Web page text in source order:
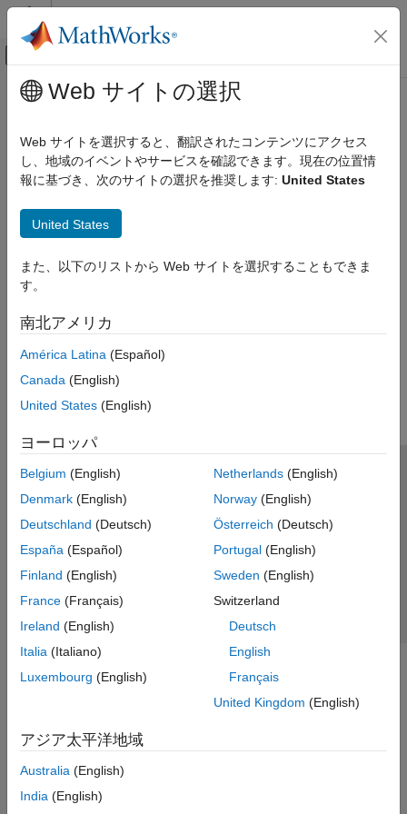
コンテンツへスキップ
オフキャンバス ナビゲーション メ
ドキュメンテーションのホーム
メインコンテンツ
Web サイトの選択
Web サイトを選択すると、翻訳されたコンテンツにアクセス
し、地域のイベントやサービスを確認できます。現在の位置情
報に基づき、次のサイトの選択を推奨します: United States
United States
また、以下のリストから Web サイトを選択することもできま
す。
南北アメリカ
América Latina (Español)
Canada (English)
United States (English)
ヨーロッパ
Belgium (English)
Denmark (English)
Deutschland (Deutsch)
España (Español)
Finland (English)
France (Français)
Ireland (English)
Italia (Italiano)
Luxembourg (English)
Netherlands(English)
Norway(English)
Österreich (Deutsch)
Portugal(English)
Sweden (English)
Switzerland
Deutsch
English
Français
United Kingdom (English)
アジア太平洋地域
Australia (English)
India (English)
トラストセンター
プライバシー ポリシー
違法コピー防止
アプリケーション ステータス
© 1994-2026 The MathWorks, Inc.